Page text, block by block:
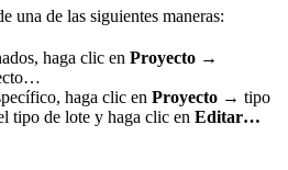
una de las siguientes maneras:
haga clic en Proyecto →
haga clic en Proyecto → tipo
tipo de lote y haga clic en Editar…